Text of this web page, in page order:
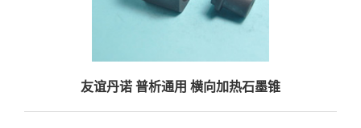
友谊丹诺 普析通用 横向加热石墨锥